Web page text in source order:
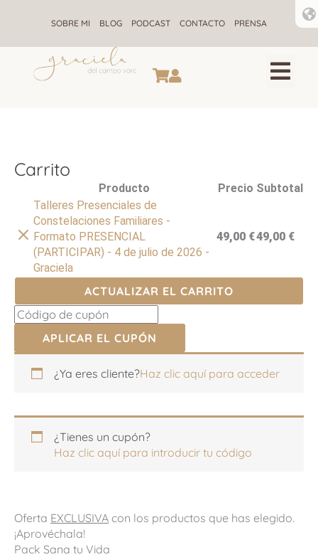
SOBRE MI BLOG PODCAST CONTACTO PRENSA
Carrito
artículo
Producto Precio Subtotal
Talleres Presenciales de
Constelaciones Familiares -
Formato PRESENCIAL
(PARTICIPAR) - 4 de julio de 2026 -
Graciela
49,00 €49,00 €
ACTUALIZAR EL CARRITO
APLICAR EL CUPÓN
¿Ya eres cliente?Haz clic aquí para acceder
¿Tienes un cupón?
Haz clic aquí para introducir tu código
Oferta EXCLUSIVA con los productos que has elegido.
¡Aprovéchala!
Pack Sana tu Vida
habitación,
habitación,